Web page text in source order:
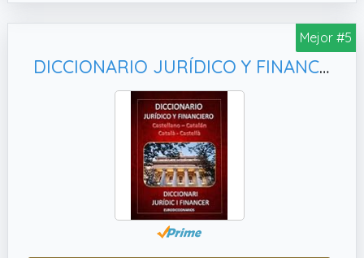
Mejor #5
DICCIONARIO JURÍDICO Y FINANCIERO CASTELLANO CATALÁN - CATALÀ CASTELLÀ